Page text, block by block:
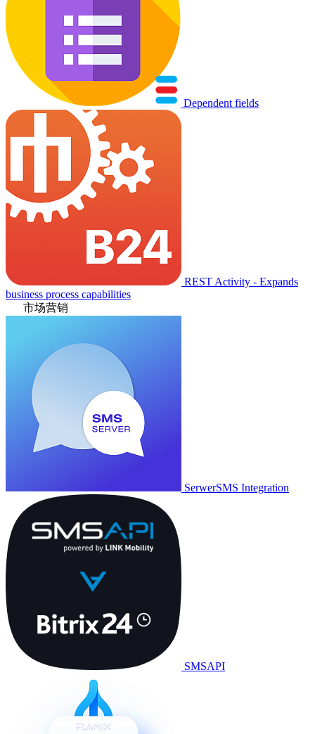
Dependent fields
REST Activity - Expands
business process capabilities
市场营销
SerwerSMS Integration
SMSAPI